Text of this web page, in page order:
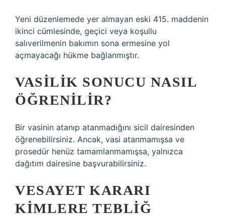
Yeni düzenlemede yer almayan eski 415. maddenin
ikinci cümlesinde, geçici veya koşullu
salıverilmenin bakımın sona ermesine yol
açmayacağı hükme bağlanmıştır.
VASILIK SONUCU NASIL
ÖĞRENILIR?
Bir vasinin atanıp atanmadığını sicil dairesinden
öğrenebilirsiniz. Ancak, vasi atanmamışsa ve
prosedür henüz tamamlanmamışsa, yalnızca
dağıtım dairesine başvurabilirsiniz.
VESAYET KARARI
KIMLERE TEBLIĞ